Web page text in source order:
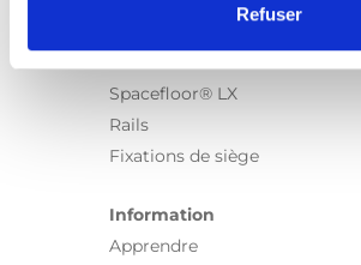
Refuser
Spacefloor® LX
Rails
Fixations de siège
Information
Apprendre